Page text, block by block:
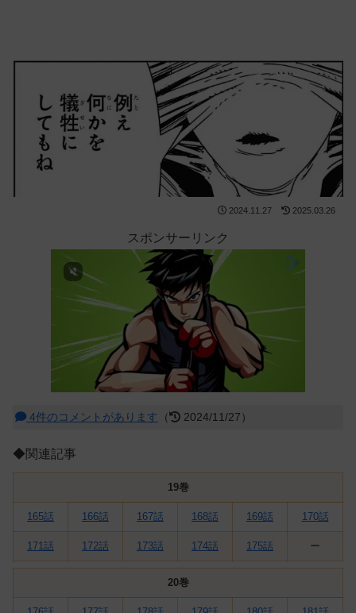
2024.11.27 2025.03.26
スポンサーリンク
4件のコメントがあります （ 2024/11/27）
◆関連記事
19巻
165話 166話 167話 168話 169話 170話
171話 172話 173話 174話 175話 ー
20巻